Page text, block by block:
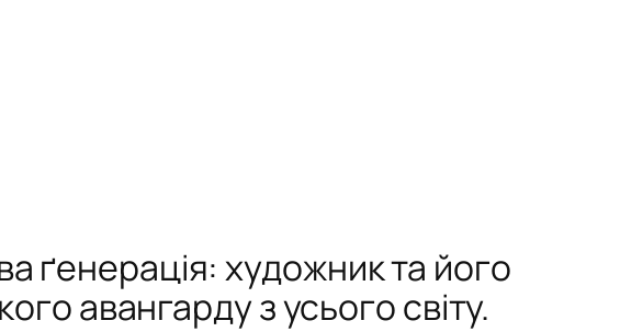
ґенерація: художник та його
авангарду з усього світу.